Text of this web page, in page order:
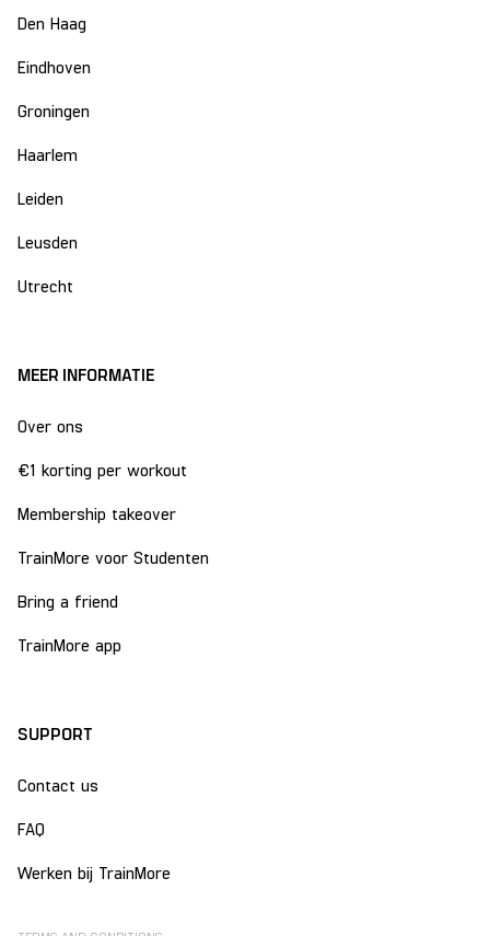
Den Haag
Eindhoven
Groningen
Haarlem
Leiden
Leusden
Utrecht
MEER INFORMATIE
Over ons
€1 korting per workout
Membership takeover
TrainMore voor Studenten
Bring a friend
TrainMore app
SUPPORT
Contact us
FAQ
Werken bij TrainMore